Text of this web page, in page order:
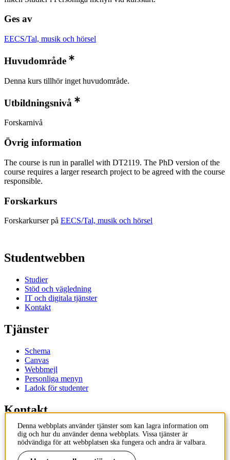
Ges av
EECS/Tal, musik och hörsel
Huvudområde
Denna kurs tillhör inget huvudområde.
Utbildningsnivå
Forskarnivå
Övrig information
The course is run in parallel with DT2119. The PhD version of the
course requires a larger research project to be agreed with the course
responsible.
Forskarkurs
Forskarkurser på EECS/Tal, musik och hörsel
Studentwebben
Studier
Stöd och vägledning
IT och digitala tjänster
Kontakt
Tjänster
Schema
Canvas
Webbmejl
Personliga menyn
Ladok för studenter
Kontakt
Kontakta utbildningsprogram
Kontakta kurs
IT-support
Denna webbplats använder tjänster som kan lagra information om
dig och hur du använder denna webbplats. Vissa tjänster är
nödvändiga för att webbplatsen ska fungera och andra är valbara.